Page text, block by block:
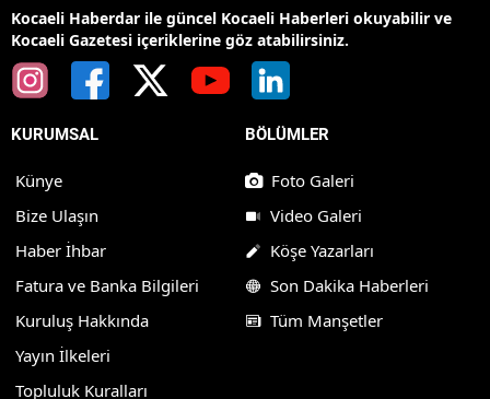
Kocaeli Haberdar ile güncel Kocaeli Haberleri okuyabilir ve
Kocaeli Gazetesi içeriklerine göz atabilirsiniz.
KURUMSAL
Künye
Bize Ulaşın
Haber İhbar
Fatura ve Banka Bilgileri
Kuruluş Hakkında
Yayın İlkeleri
Topluluk Kuralları
BÖLÜMLER
Foto Galeri
Video Galeri
Köşe Yazarları
Son Dakika Haberleri
Tüm Manşetler